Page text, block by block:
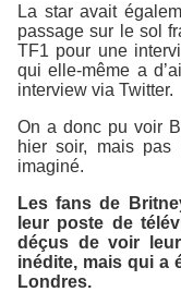
La star avait
passage sur le sol
TF1 pour une
qui elle-même a
interview via Twitter.
On a donc pu voir
hier soir, mais pas
imaginé.
Les fans de
leur poste de
déçus de voir
inédite, mais qui a
Londres.